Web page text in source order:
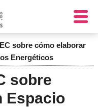
sobre cómo elaborar
Energéticos
sobre
Espacio